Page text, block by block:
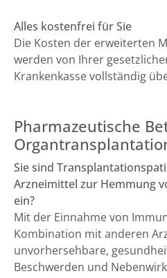
Alles kostenfrei für Sie
Die Kosten der erweiterten
werden von Ihrer
Krankenkasse vollständig
Pharmazeutische
Sie sind
Arzneimittel zur Hemmung
ein?
Mit der Einnahme von
Kombination mit anderen
unvorhersehbare,
Beschwerden und